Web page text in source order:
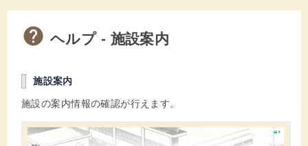
ヘルプ - 施設案内
施設案内
施設の案内情報の確認が行えます。